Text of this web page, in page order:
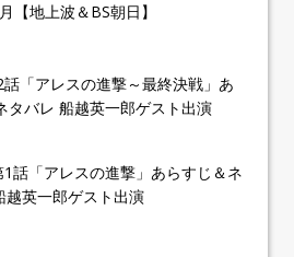
【地上波＆BS朝日】
「アレスの進撃～最終決戦」あ
タバレ 船越英一郎ゲスト出演
話「アレスの進撃」あらすじ＆ネ
越英一郎ゲスト出演